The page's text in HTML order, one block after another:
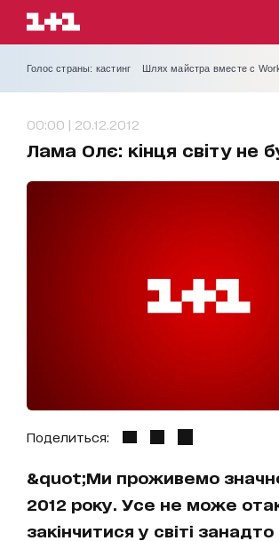
Голос страны: кастинг Шлях майстра вместе с
00:00 | 20.12.2012
Лама Олє: кінця світу не
Поделиться:
&quot;Ми проживемо
2012 року. Усе не може
закінчитися у світі